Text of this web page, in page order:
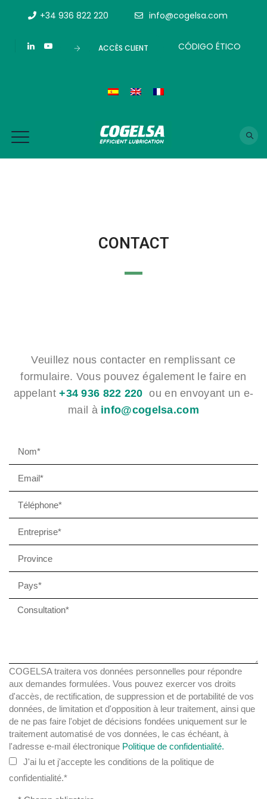
+34 936 822 220 info@cogelsa.com
ACCÈS CLIENT CÓDIGO ÉTICO
CONTACT
Veuillez nous contacter en remplissant ce
formulaire. Vous pouvez également le faire en
appelant+34 936 822 220 ou en envoyant un e-
mail à info@cogelsa.com
COGELSA traitera vos données personnelles pour répondre
aux demandes formulées. Vous pouvez exercer vos droits
d'accès, de rectification, de suppression et de portabilité de vos
données, de limitation et d'opposition à leur traitement, ainsi que
de ne pas faire l'objet de décisions fondées uniquement sur le
traitement automatisé de vos données, le cas échéant, à
l'adresse e-mail électronique Politique de confidentialité.
J'ai lu et j'accepte les conditions de la politique de
confidentialité.*